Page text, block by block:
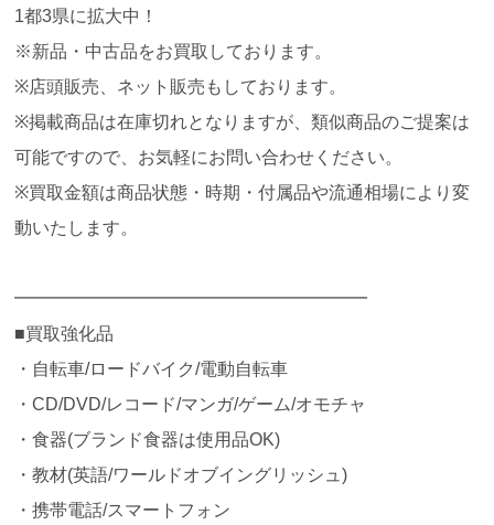
1都3県に拡大中！
※新品・中古品をお買取しております。
※店頭販売、ネット販売もしております。
※掲載商品は在庫切れとなりますが、類似商品のご提案は
可能ですので、お気軽にお問い合わせください。
※買取金額は商品状態・時期・付属品や流通相場により変
動いたします。
━━━━━━━━━━━━━━━━━━━━
■買取強化品
・自転車/ロードバイク/電動自転車
・CD/DVD/レコード/マンガ/ゲーム/オモチャ
・食器(ブランド食器は使用品OK)
・教材(英語/ワールドオブイングリッシュ)
・携帯電話/スマートフォン